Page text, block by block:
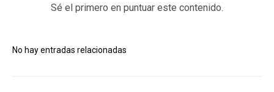
Sé el primero en puntuar este contenido.
No hay entradas relacionadas